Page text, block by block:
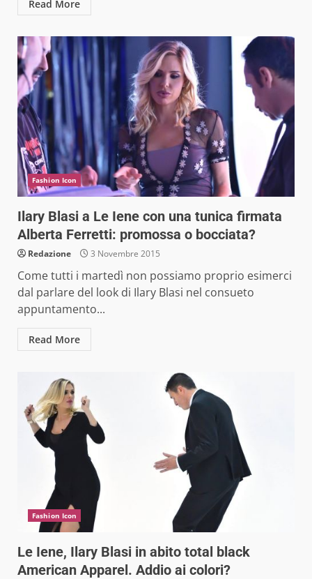
Read More
Fashion Icon
Ilary Blasi a Le Iene con una tunica firmata
Alberta Ferretti: promossa o bocciata?
Redazione 3 Novembre 2015
Come tutti i martedì non possiamo proprio esimerci
dal parlare del look di Ilary Blasi nel consueto
appuntamento...
Read More
Fashion Icon
Le Iene, Ilary Blasi in abito total black
American Apparel. Addio ai colori?